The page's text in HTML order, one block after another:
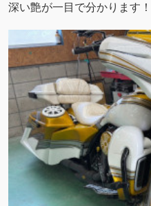
深い艶が一目で分かります！